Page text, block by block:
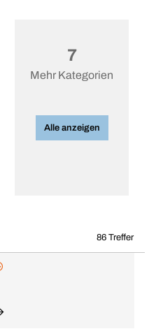
7
Mehr Kategorien
Alle anzeigen
86 Treffer